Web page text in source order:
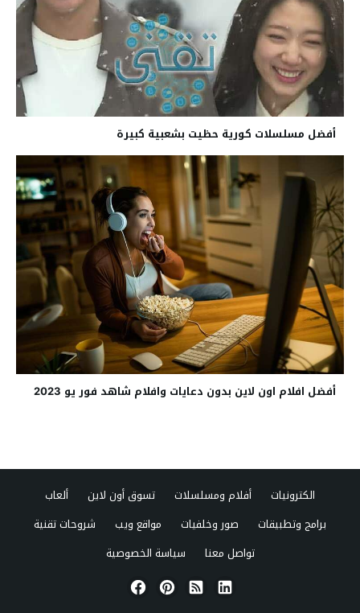
أفضل مسلسلات كورية حظيت بشعبية كبيرة
أفضل افلام اون لاين بدون دعايات وافلام شاهد فور يو 2023
الكترونيات أفلام ومسلسلات تسوق أون لاين
ألعاب
برامج وتطبيقات
صور وخلفيات مواقع ويب
شروحات تقنية
تواصل معنا
سياسة الخصوصية